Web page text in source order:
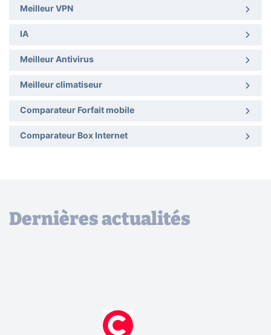
Meilleur VPN
IA
Meilleur Antivirus
Meilleur climatiseur
Comparateur Forfait mobile
Comparateur Box Internet
Dernières actualités